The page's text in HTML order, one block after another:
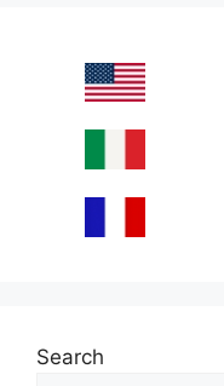
Search